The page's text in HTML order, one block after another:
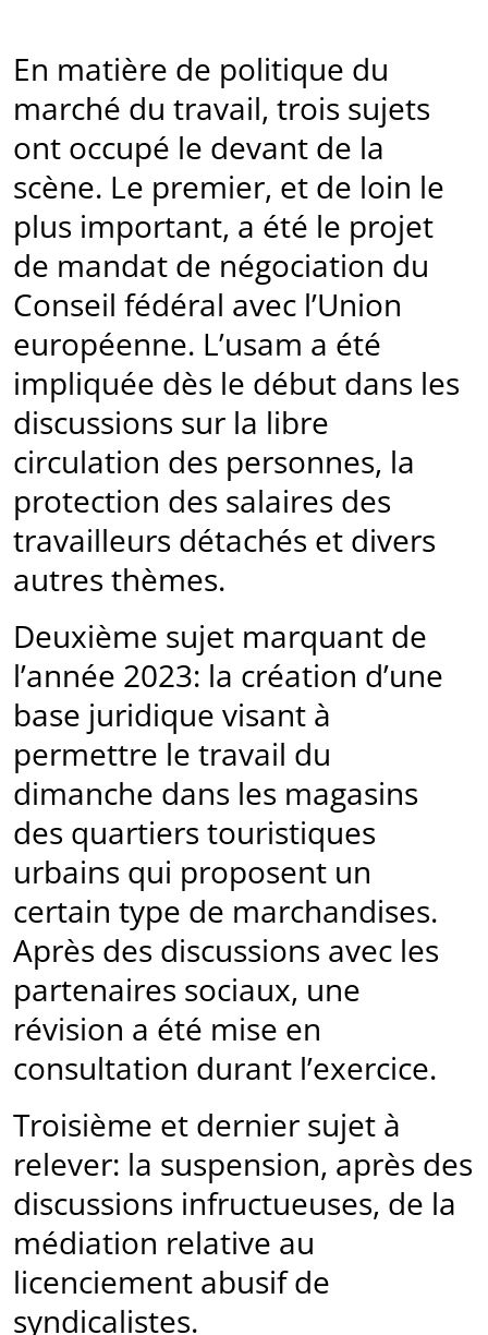
En matière de politique du
marché du travail, trois sujets
ont occupé le devant de la
scène. Le premier, et de loin le
plus important, a été le projet
de mandat de négociation du
Conseil fédéral avec l’Union
européenne. L’usam a été
impliquée dès le début dans les
discussions sur la libre
circulation des personnes, la
protection des salaires des
travailleurs détachés et divers
autres thèmes.
Deuxième sujet marquant de
l’année 2023: la création d’une
base juridique visant à
permettre le travail du
dimanche dans les magasins
des quartiers touristiques
urbains qui proposent un
certain type de marchandises.
Après des discussions avec les
partenaires sociaux, une
révision a été mise en
consultation durant l’exercice.
Troisième et dernier sujet à
relever: la suspension, après des
discussions infructueuses, de la
médiation relative au
licenciement abusif de
syndicalistes.